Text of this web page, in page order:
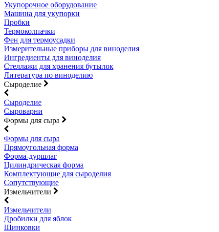
Укупорочное оборудование
Машина для укупорки
Пробки
Термоколпачки
Фен для термоусадки
Измерительные приборы для виноделия
Ингредиенты для виноделия
Стеллажи для хранения бутылок
Литература по виноделию
Сыроделие
Сыроделие
Сыроварни
Формы для сыра
Формы для сыра
Прямоугольная форма
Форма-дуршлаг
Цилиндрическая форма
Комплектующие для сыроделия
Сопутствующие
Измельчители
Измельчители
Дробилки для яблок
Шинковки